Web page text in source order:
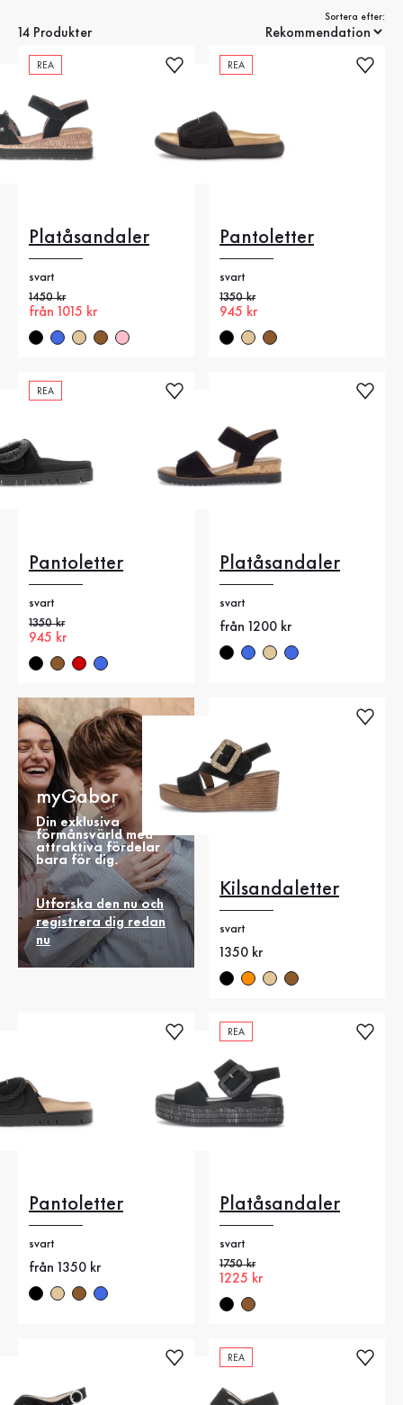
14 Produkter
Sortera efter:
REA
Platåsandaler
svart
Gammalt pris
1450 kr
Nytt pris
från 1015 kr
REA
Pantoletter
svart
Gammalt pris
1350 kr
Nytt pris
945 kr
REA
Pantoletter
svart
Gammalt pris
1350 kr
Nytt pris
945 kr
Platåsandaler
svart
Nytt pris
från 1200 kr
myGabor
Din exklusiva
förmånsvärld med
attraktiva fördelar
bara för dig.
Utforska den nu och
registrera dig redan
nu
Kilsandaletter
svart
Nytt pris
1350 kr
Pantoletter
svart
Nytt pris
från 1350 kr
REA
Platåsandaler
svart
Gammalt pris
1750 kr
Nytt pris
1225 kr
REA